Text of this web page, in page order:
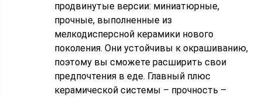
продвинутые версии: миниатюрные,
прочные, выполненные из
мелкодисперсной керамики нового
поколения. Они устойчивы к окрашиванию,
поэтому вы сможете расширить свои
предпочтения в еде. Главный плюс
керамической системы – прочность –